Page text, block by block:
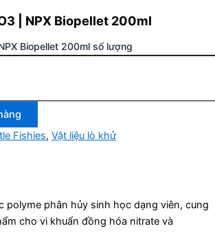
| NPX Biopellet 200ml
Biopellet 200ml số lượng
Fishies, Vật liệu lò khử
polyme phân hủy sinh học dạng viên, cung
cho vi khuẩn đồng hóa nitrate và